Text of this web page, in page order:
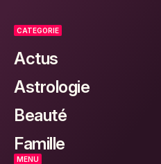
CATEGORIE
Actus
Astrologie
Beauté
Famille
MENU